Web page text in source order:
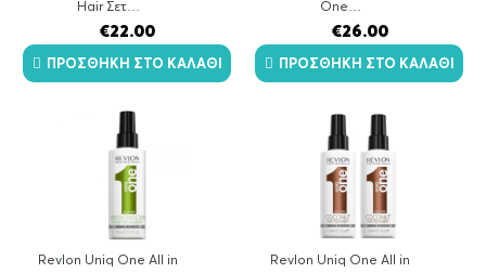
Hair Σετ…
€22.00
ΠΡΟΣΘΉΚΗ ΣΤΟ ΚΑΛΆΘΙ
One…
€26.00
ΠΡΟΣΘΉΚΗ ΣΤΟ ΚΑΛΆΘΙ
Revlon Uniq One All in
Revlon Uniq One All in